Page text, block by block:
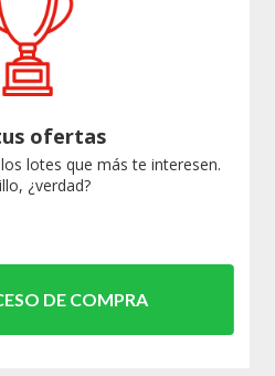
ofertas
lotes que más te interesen.
¿verdad?
DE COMPRA